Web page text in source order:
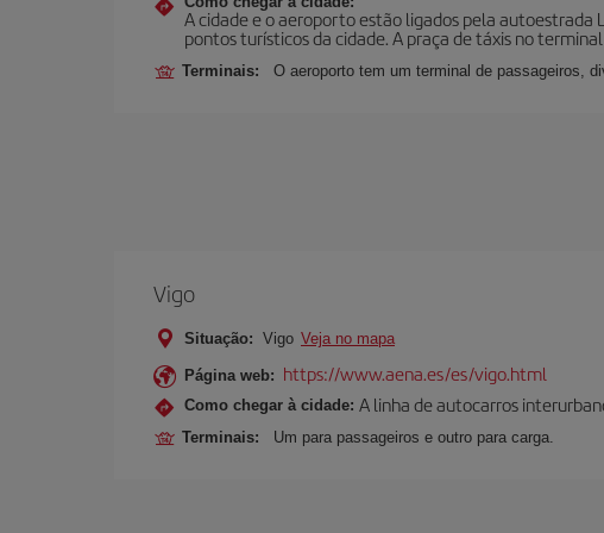
A cidade e o aeroporto estão ligados pela autoestrada
pontos turísticos da cidade. A praça de táxis no
Terminais: O aeroporto tem um terminal de passageiros,
Vigo
Situação: Vigo Veja no mapa
Página web: https://www.aena.es/es/vigo.html
Como chegar à cidade: A linha de autocarros
Terminais: Um para passageiros e outro para carga.